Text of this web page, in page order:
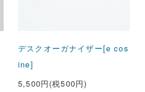
デスクオーガナイザー[e cos
ine]
5,500円(税500円)